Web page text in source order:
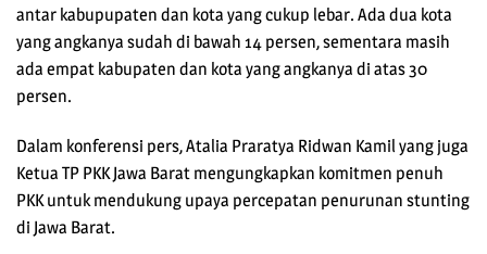
antar kabupupaten dan kota yang cukup lebar. Ada dua kota
yang angkanya sudah di bawah 14 persen, sementara masih
ada empat kabupaten dan kota yang angkanya di atas 30
persen.
Dalam konferensi pers, Atalia Praratya Ridwan Kamil yang juga
Ketua TP PKK Jawa Barat mengungkapkan komitmen penuh
PKK untuk mendukung upaya percepatan penurunan stunting
di Jawa Barat.